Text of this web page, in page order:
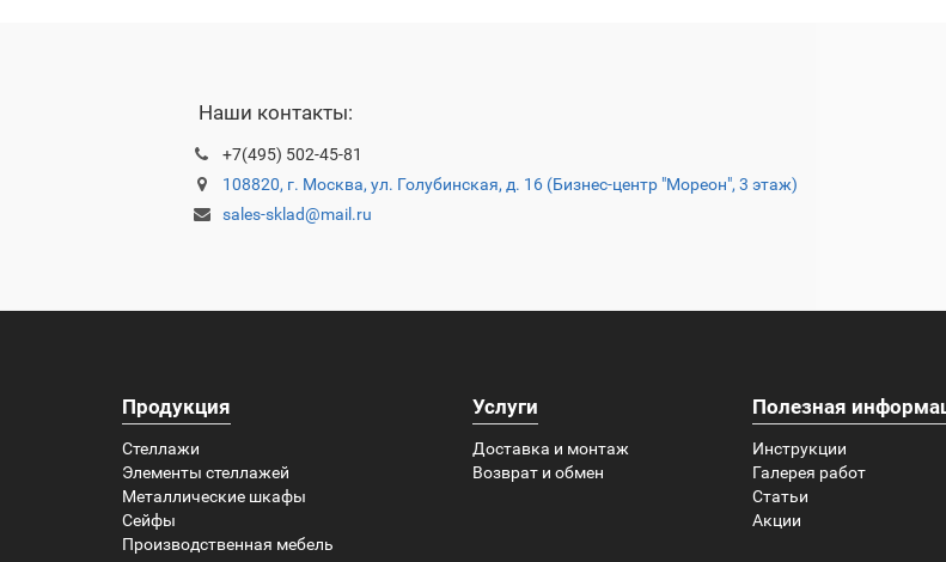
Наши контакты:
+7(495) 502-45-81
108820, г. Москва, ул. Голубинская, д. 16 (Бизнес-центр "Мореон", 3 этаж)
sales-sklad@mail.ru
Продукция
Стеллажи
Элементы стеллажей
Металлические шкафы
Сейфы
Производственная мебель
Услуги
Доставка и монтаж
Возврат и обмен
Полезная
Инструкции
Галерея работ
Статьи
Акции